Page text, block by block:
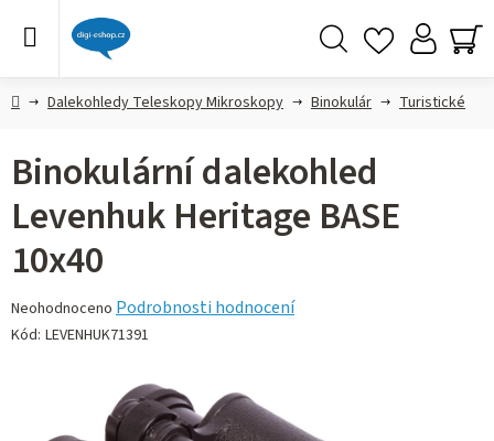
DomůDalekohledy Teleskopy Mikroskopy Binokulár Turistické
Binokulární dalekohled
Levenhuk Heritage BASE
10x40
Průměrné
hodnocení
Neohodnoceno Podrobnosti hodnocení
Kód: LEVENHUK71391